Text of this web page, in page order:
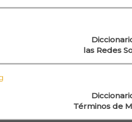
las Redes
Términos de